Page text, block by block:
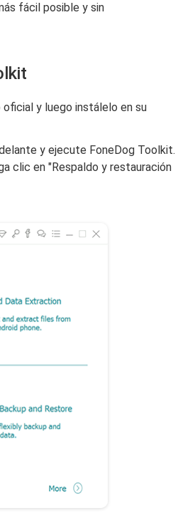
fácil posible y sin
y luego instálelo en su
y ejecute FoneDog Toolkit.
clic en "Respaldo y restauración